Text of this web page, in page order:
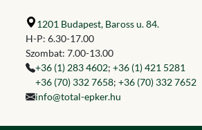
1201 Budapest, Baross u. 84.
H-P: 6.30-17.00
Szombat: 7.00-13.00
+36 (1) 283 4602; +36 (1) 421 5281
+36 (70) 332 7658; +36 (70) 332 7652
info@total-epker.hu